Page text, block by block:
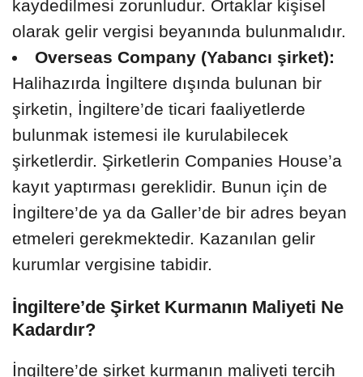
kaydedilmesi zorunludur. Ortaklar kişisel
olarak gelir vergisi beyanında bulunmalıdır.
Overseas Company (Yabancı şirket):
Halihazırda İngiltere dışında bulunan bir
şirketin, İngiltere’de ticari faaliyetlerde
bulunmak istemesi ile kurulabilecek
şirketlerdir. Şirketlerin Companies House’a
kayıt yaptırması gereklidir. Bunun için de
İngiltere’de ya da Galler’de bir adres beyan
etmeleri gerekmektedir. Kazanılan gelir
kurumlar vergisine tabidir.
İngiltere’de Şirket Kurmanın Maliyeti Ne
Kadardır?
İngiltere’de şirket kurmanın maliyeti tercih